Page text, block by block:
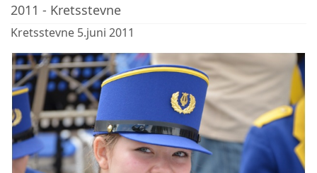
2011 - Kretsstevne
Kretsstevne 5.juni 2011